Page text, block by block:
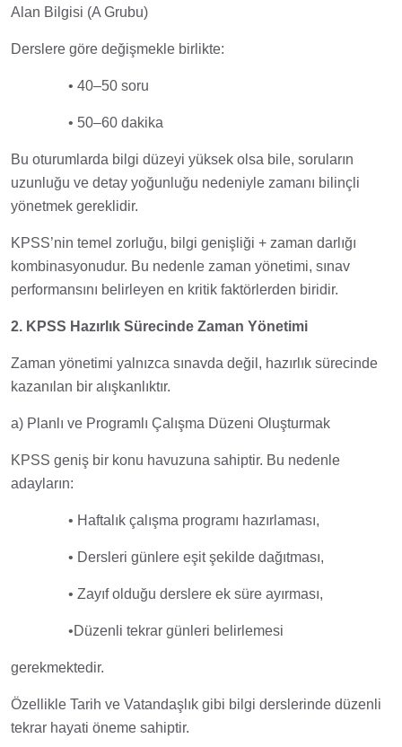
Alan Bilgisi (A Grubu)
Derslere göre değişmekle birlikte:
• 40–50 soru
• 50–60 dakika
Bu oturumlarda bilgi düzeyi yüksek olsa bile, soruların
uzunluğu ve detay yoğunluğu nedeniyle zamanı bilinçli
yönetmek gereklidir.
KPSS’nin temel zorluğu, bilgi genişliği + zaman darlığı
kombinasyonudur. Bu nedenle zaman yönetimi, sınav
performansını belirleyen en kritik faktörlerden biridir.
2. KPSS Hazırlık Sürecinde Zaman Yönetimi
Zaman yönetimi yalnızca sınavda değil, hazırlık sürecinde
kazanılan bir alışkanlıktır.
a) Planlı ve Programlı Çalışma Düzeni Oluşturmak
KPSS geniş bir konu havuzuna sahiptir. Bu nedenle
adayların:
• Haftalık çalışma programı hazırlaması,
• Dersleri günlere eşit şekilde dağıtması,
• Zayıf olduğu derslere ek süre ayırması,
•Düzenli tekrar günleri belirlemesi
gerekmektedir.
Özellikle Tarih ve Vatandaşlık gibi bilgi derslerinde düzenli
tekrar hayati öneme sahiptir.